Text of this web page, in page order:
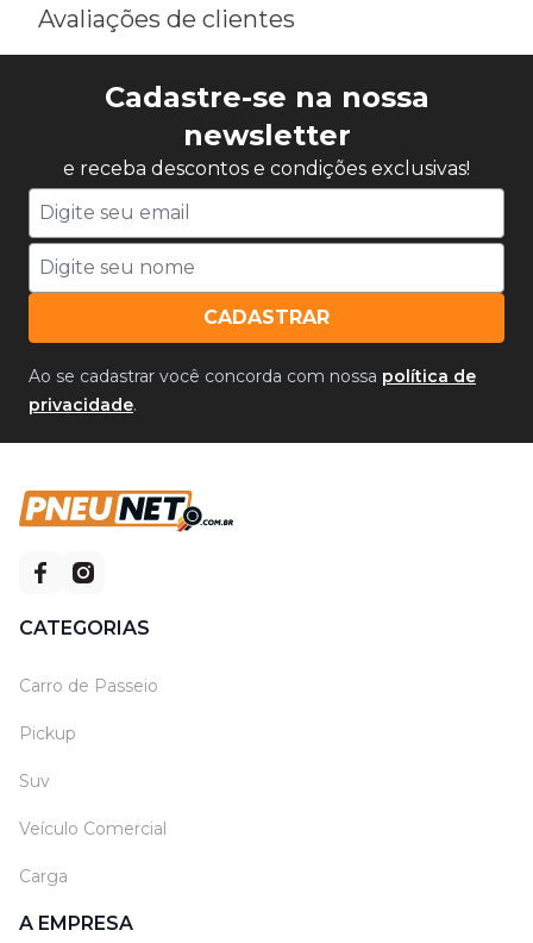
Avaliações de clientes
Cadastre-se na nossa
newsletter
e receba descontos e condições exclusivas!
CADASTRAR
Ao se cadastrar você concorda com nossa política de
privacidade.
CATEGORIAS
Carro de Passeio
Pickup
Suv
Veículo Comercial
Carga
A EMPRESA